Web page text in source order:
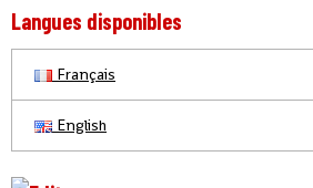
Langues disponibles
Français
English